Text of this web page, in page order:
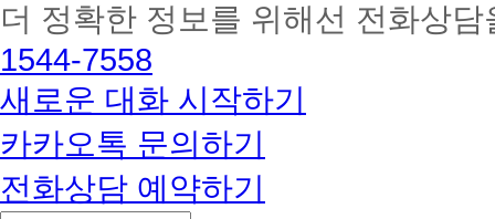
토
커
BETA
더 정확한 정보를 위해선 전화상
1544-7558
새로운 대화 시작하기
카카오톡 문의하기
전화상담 예약하기